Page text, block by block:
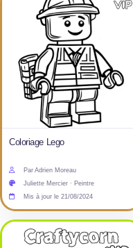
Coloriage Lego
Par Adrien Moreau
Juliette Mercier · Peintre
Mis à jour le 21/08/2024